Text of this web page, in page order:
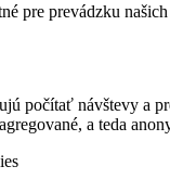
pre prevádzku
počítať návštevy a
a teda